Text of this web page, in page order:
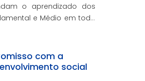
o aprendizado dos
e Médio em toda
com a
social